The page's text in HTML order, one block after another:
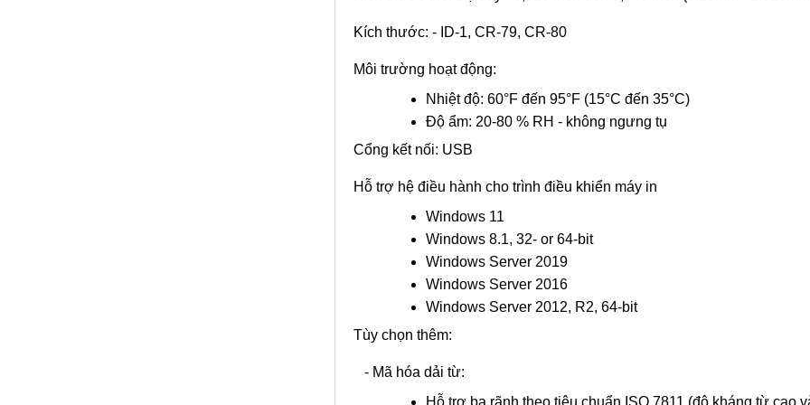
Kích thước: - ID-1, CR-79, CR-80
Môi trường hoạt động:
Nhiệt độ: 60°F đến 95°F (15°C đến 35°C)
Độ ẩm: 20-80 % RH - không ngưng tụ
Cổng kết nối: USB
Hỗ trợ hệ điều hành cho trình điều khiển máy in
Windows 11
Windows 8.1, 32- or 64-bit
Windows Server 2019
Windows Server 2016
Windows Server 2012, R2, 64-bit
Tùy chọn thêm:
- Mã hóa dải từ:
Hỗ trợ ba rãnh theo tiêu chuẩn ISO 7811 (độ kháng từ cao